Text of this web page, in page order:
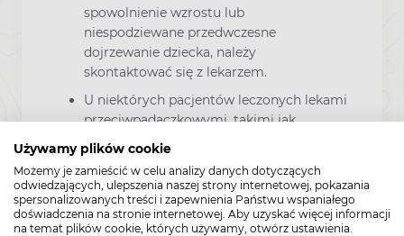
Używamy plików cookie
Możemy je zamieścić w celu analizy danych dotyczących
odwiedzających, ulepszenia naszej strony internetowej, pokazania
spersonalizowanych treści i zapewnienia Państwu wspaniałego
doświadczenia na stronie internetowej. Aby uzyskać więcej informacji
na temat plików cookie, których używamy, otwórz ustawienia.
spowolnienie wzrostu lub
niespodziewane przedwczesne
dojrzewanie dziecka, należy
skontaktować się z lekarzem.
U niektórych pacjentów leczonych lekami
przeciwpadaczkowymi, takimi jak
Levetiracetam Accord, występowały
samobójcze.W przypadku objawów
depresji i (lub) myśli samobójczych,
należy skontaktować się z lekarzem.